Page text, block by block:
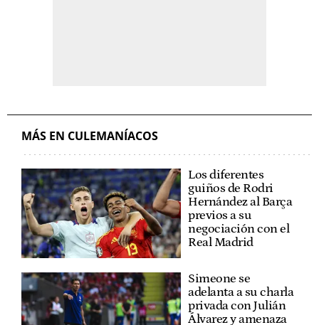
MÁS EN CULEMANÍACOS
Los diferentes
guiños de Rodri
Hernández al Barça
previos a su
negociación con el
Real Madrid
Simeone se
adelanta a su charla
privada con Julián
Álvarez y amenaza